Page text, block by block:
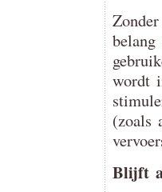
wordt
(zoals
Blijft